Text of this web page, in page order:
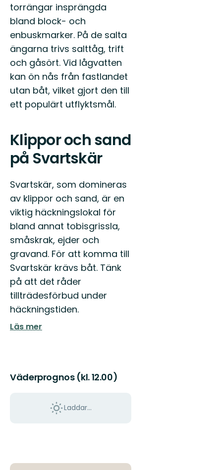
torrängar insprängda
bland block- och
enbuskmarker. På de salta
ängarna trivs salttåg, trift
och gåsört. Vid lågvatten
kan ön nås från fastlandet
utan båt, vilket gjort den till
ett populärt utflyktsmål.
Klippor och sand
på Svartskär
Svartskär, som domineras
av klippor och sand, är en
viktig häckningslokal för
bland annat tobisgrissla,
småskrak, ejder och
gravand. För att komma till
Svartskär krävs båt. Tänk
på att det råder
tillträdesförbud under
häckningstiden.
Läs mer
Väderprognos (kl. 12.00)
Laddar...